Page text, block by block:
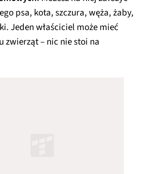
psa, kota, szczura, węża, żaby,
Jeden właściciel może mieć
zwierząt – nic nie stoi na